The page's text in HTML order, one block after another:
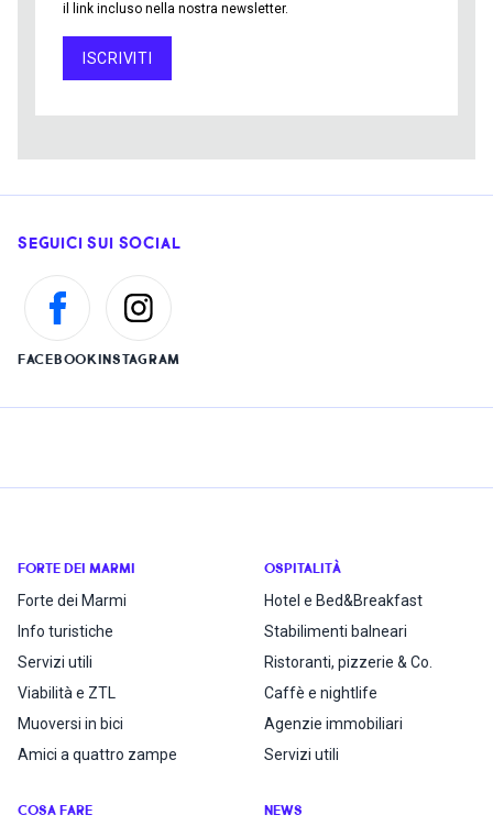
il link incluso nella nostra newsletter.
ISCRIVITI
SEGUICI SUI SOCIAL
FACEBOOKINSTAGRAM
FORTE DEI MARMI
Forte dei Marmi
Info turistiche
Servizi utili
Viabilità e ZTL
Muoversi in bici
Amici a quattro zampe
OSPITALITÀ
Hotel e Bed&Breakfast
Stabilimenti balneari
Ristoranti, pizzerie & Co.
Caffè e nightlife
Agenzie immobiliari
Servizi utili
COSA FARE NEWS